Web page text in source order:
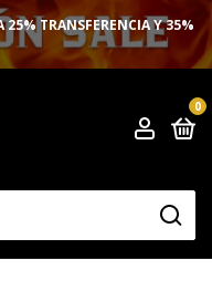
25% TRANSFERENCIA Y 35%
0